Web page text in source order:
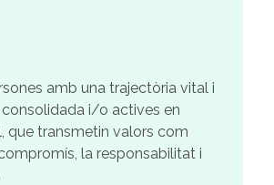
amb una trajectòria vital i
i/o actives en
que transmetin valors com
la responsabilitat i